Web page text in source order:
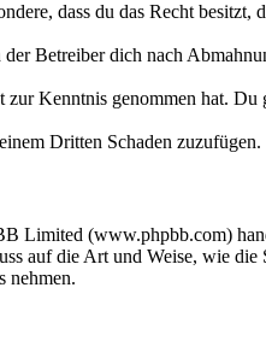
dass du das Recht besitzt,
Betreiber dich nach
Kenntnis genommen hat. Du
Dritten Schaden zuzufügen.
Limited (www.phpbb.com)
auf die Art und Weise, wie die
nehmen.